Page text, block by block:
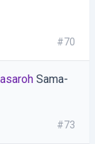
#70
Sama-
#73